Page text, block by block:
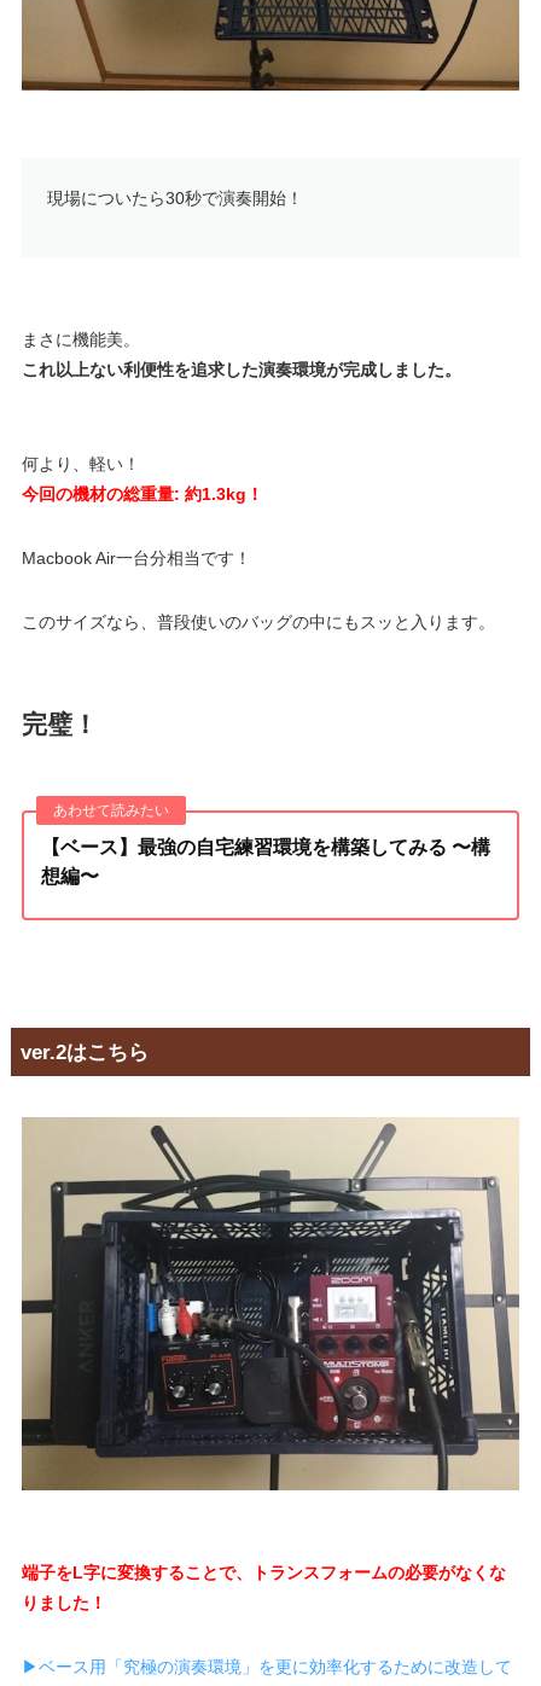
現場についたら30秒で演奏開始！
まさに機能美。
これ以上ない利便性を追求した演奏環境が完成しました。
何より、軽い！
今回の機材の総重量: 約1.3kg！
Macbook Air一台分相当です！
このサイズなら、普段使いのバッグの中にもスッと入ります。
完璧！
【ベース】最強の自宅練習環境を構築してみる 〜構
想編〜
ver.2はこちら
端子をL字に変換することで、トランスフォームの必要がなくな
りました！
▶︎ベース用「究極の演奏環境」を更に効率化するために改造して